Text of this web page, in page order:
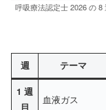
呼吸療法認定士 2026 の
週 テーマ
1 週
目
血液ガス